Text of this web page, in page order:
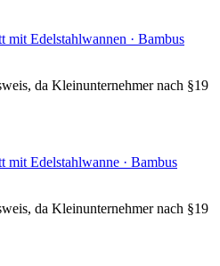
mit Edelstahlwannen · Bambus
da Kleinunternehmer nach §19
mit Edelstahlwanne · Bambus
da Kleinunternehmer nach §19